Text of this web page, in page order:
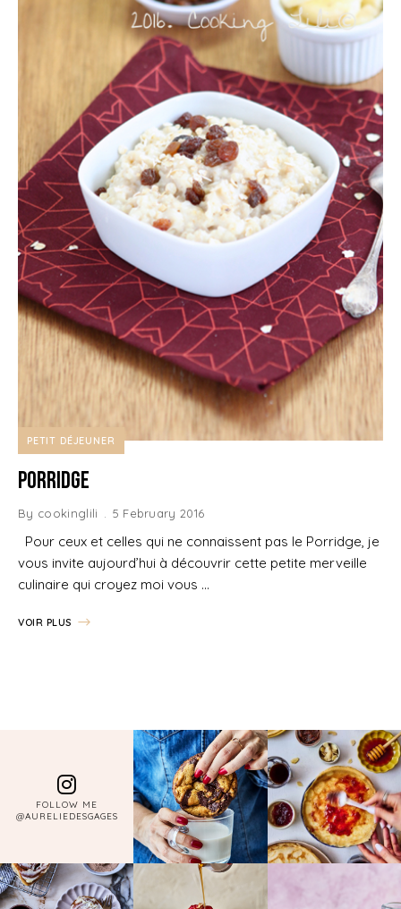
PETIT DÉJEUNER
Porridge
By cookinglili 5 February 2016
Pour ceux et celles qui ne connaissent pas le Porridge, je
vous invite aujourd’hui à découvrir cette petite merveille
culinaire qui croyez moi vous …
VOIR PLUS
FOLLOW ME
@AURELIEDESGAGES